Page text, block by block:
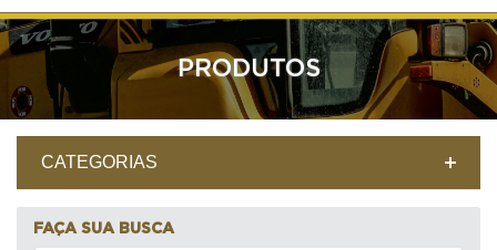
PRODUTOS
CATEGORIAS
FAÇA SUA BUSCA